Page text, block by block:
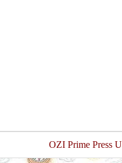
OZI Prime Press